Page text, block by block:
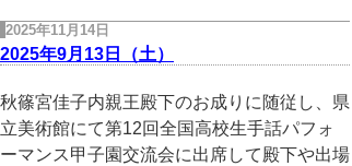
2025年11月14日
2025年9月13日（土）
秋篠宮佳子内親王殿下のお成りに随従し、県
立美術館にて第12回全国高校生手話パフォ
ーマンス甲子園交流会に出席して殿下や出場